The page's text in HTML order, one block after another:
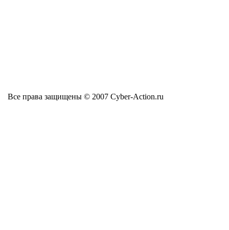
Все права защищены © 2007 Cyber-Action.ru